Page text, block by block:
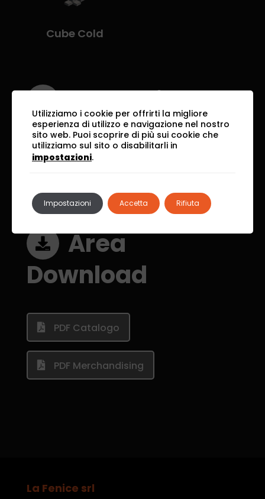
Cube Cold
Formati
120x120-35,5x71-
90x90
Area
Download
PDF Catalogo
PDF Merchandising
La Fenice srl
Utilizziamo i cookie per offrirti la migliore
esperienza di utilizzo e navigazione nel nostro
sito web. Puoi scoprire di più sui cookie che
utilizziamo sul sito o disabilitarli in
impostazioni.
Accetta Rifiuta
Impostazioni